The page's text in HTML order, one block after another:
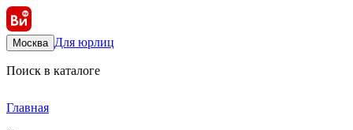
Москва Для юрлиц
Поиск в каталоге
Главная